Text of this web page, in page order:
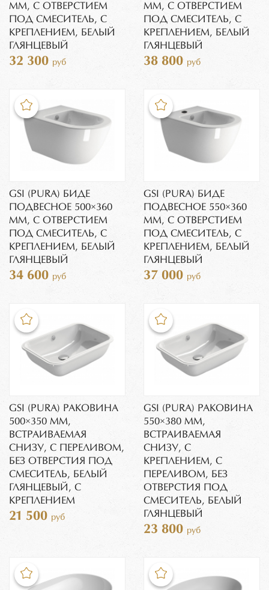
ММ, C ОТВЕРСТИЕМ
ПОД СМЕСИТЕЛЬ, С
КРЕПЛЕНИЕМ, БЕЛЫЙ
ГЛЯНЦЕВЫЙ
32 300 руб
ММ, C ОТВЕРСТИЕМ
ПОД СМЕСИТЕЛЬ, С
КРЕПЛЕНИЕМ, БЕЛЫЙ
ГЛЯНЦЕВЫЙ
38 800 руб
GSI (PURA) БИДЕ
ПОДВЕСНОЕ 500×360
ММ, C ОТВЕРСТИЕМ
ПОД СМЕСИТЕЛЬ, С
КРЕПЛЕНИЕМ, БЕЛЫЙ
ГЛЯНЦЕВЫЙ
34 600 руб
GSI (PURA) БИДЕ
ПОДВЕСНОЕ 550×360
ММ, C ОТВЕРСТИЕМ
ПОД СМЕСИТЕЛЬ, С
КРЕПЛЕНИЕМ, БЕЛЫЙ
ГЛЯНЦЕВЫЙ
37 000 руб
GSI (PURA) РАКОВИНА
500×350 ММ,
ВСТРАИВАЕМАЯ
СНИЗУ, С ПЕРЕЛИВОМ,
БЕЗ ОТВЕРСТИЯ ПОД
СМЕСИТЕЛЬ, БЕЛЫЙ
ГЛЯНЦЕВЫЙ, С
КРЕПЛЕНИЕМ
21 500 руб
GSI (PURA) РАКОВИНА
550×380 ММ,
ВСТРАИВАЕМАЯ
СНИЗУ, С
КРЕПЛЕНИЕМ, С
ПЕРЕЛИВОМ, БЕЗ
ОТВЕРСТИЯ ПОД
СМЕСИТЕЛЬ, БЕЛЫЙ
ГЛЯНЦЕВЫЙ
23 800 руб